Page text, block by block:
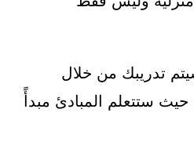
تدريبك من خلال
تفاعلية حيث ستتعلم المبادئ مبدأً